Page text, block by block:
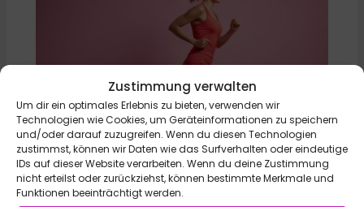
Zustimmung verwalten
Um dir ein optimales Erlebnis zu bieten, verwenden wir
Technologien wie Cookies, um Geräteinformationen zu speichern
und/oder darauf zuzugreifen. Wenn du diesen Technologien
zustimmst, können wir Daten wie das Surfverhalten oder eindeutige
IDs auf dieser Website verarbeiten. Wenn du deine Zustimmung
nicht erteilst oder zurückziehst, können bestimmte Merkmale und
Funktionen beeinträchtigt werden.
Cortisolspiegel senken – das